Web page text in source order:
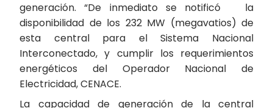
generación. “De inmediato se notificó la
disponibilidad de los 232 MW (megavatios) de
esta central para el Sistema Nacional
Interconectado, y cumplir los requerimientos
energéticos del Operador Nacional de
Electricidad, CENACE.
La capacidad de generación de la central